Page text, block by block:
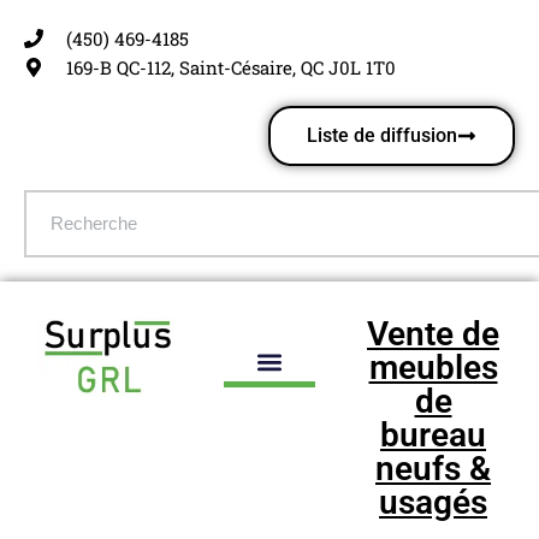
Aller
(450) 469-4185
169-B QC-112, Saint-Césaire, QC J0L 1T0
Liste de diffusion
Vente de
meubles
de
bureau
neufs &
usagés